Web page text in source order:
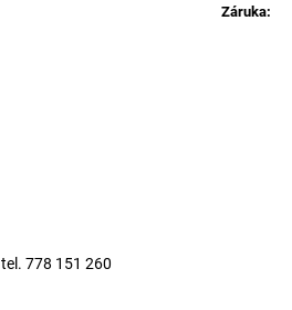
Záruka:
778 151 260